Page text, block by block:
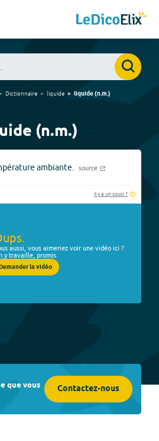
Dictionnaire liquide liquide(n.m.)
(n.m.)
ambiante. source
Il y a un souci ?
aussi, vous aimeriez voir une vidéo ici ?
y travaille, promis.
la vidéo
que vous Contactez-nous